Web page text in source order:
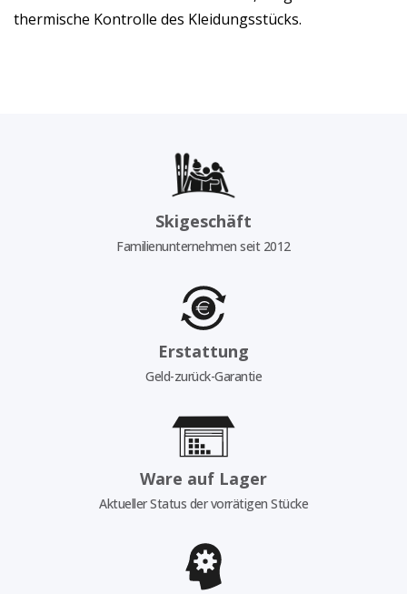
thermische Kontrolle des Kleidungsstücks.
Skigeschäft
Familienunternehmen seit 2012
Erstattung
Geld-zurück-Garantie
Ware auf Lager
Aktueller Status der vorrätigen Stücke